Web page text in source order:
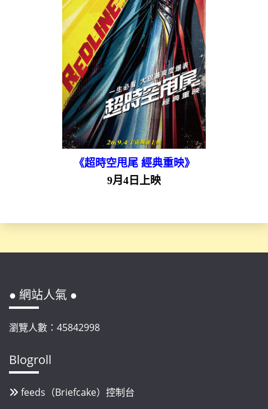
《超時空甩尾 經典重映》
9月4日上映
● 網站人氣 ●
瀏覽人數：45842998
Blogroll
feeds（Briefcake）控制台